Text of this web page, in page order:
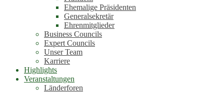
Ehemalige Präsidenten
Generalsekretär
Ehrenmitglieder
Business Councils
Expert Councils
Unser Team
Karriere
Highlights
Veranstaltungen
Länderforen